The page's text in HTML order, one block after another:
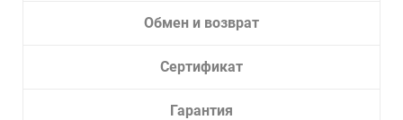
Обмен и возврат
Сертификат
Гарантия